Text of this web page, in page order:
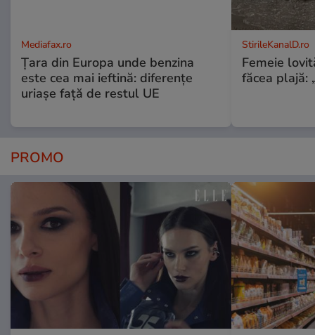
Mediafax.ro
Țara din Europa unde benzina
este cea mai ieftină: diferențe
uriașe față de restul UE
StirileKanalD.ro
Femeie
făcea plajă:
PROMO